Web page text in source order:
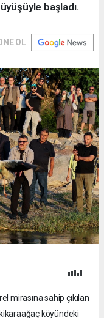
başladı.
OL
mirasına sahip çıkılan
köyündeki